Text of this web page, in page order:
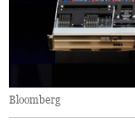
Bloomberg